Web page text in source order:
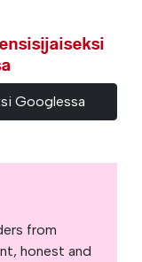
Googlessa
from
honest and